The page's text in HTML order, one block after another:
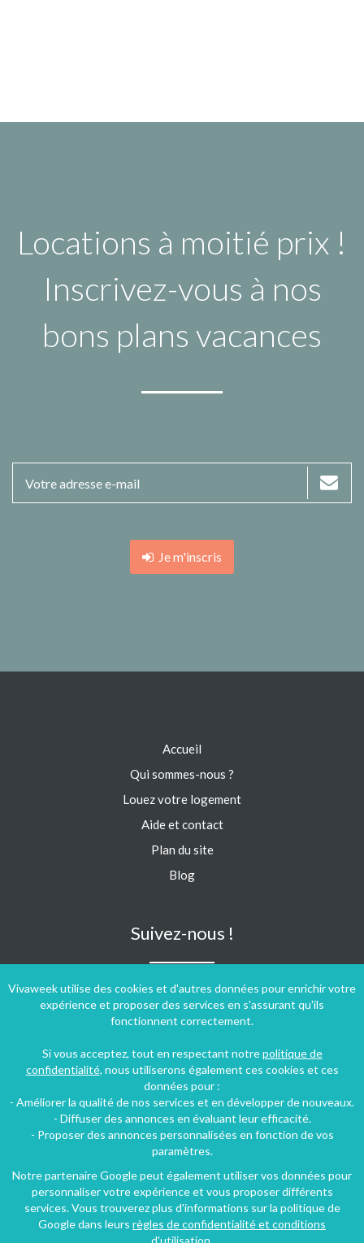
Locations à moitié prix !
Inscrivez-vous à nos
bons plans vacances
Je m'inscris
Vivaweek utilise des cookies et d'autres données pour enrichir votre
expérience et proposer des services en s'assurant qu'ils
fonctionnent correctement.
Si vous acceptez, tout en respectant notrepolitique de
confidentialité, nous utiliserons également ces cookies et ces
données pour :
- Améliorer la qualité de nos services et en développer de nouveaux.
- Diffuser des annonces en évaluant leur efficacité.
- Proposer des annonces personnalisées en fonction de vos
paramètres.
Notre partenaire Google peut également utiliser vos données pour
personnaliser votre expérience et vous proposer différents
services. Vous trouverez plus d'informations sur la politique de
Google dans leurs règles de confidentialité et conditions
d'utilisation
Accueil
Qui sommes-nous ?
Louez votre logement
Aide et contact
Plan du site
Blog
Suivez-nous !
Conditions générales d'utilisation- Politique de confidentialité
Copyright © 2009 ‐ 2026 Vivaweek ‐ Tous droits réservés ‐
Dernière mise à jour du site : 08 août 2026